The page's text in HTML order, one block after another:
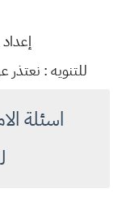
للتنويه :
اسئلة